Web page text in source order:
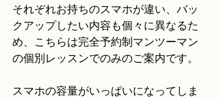
それぞれお持ちのスマホが違い、バッ
クアップしたい内容も個々に異なるた
め、こちらは完全予約制マンツーマン
の個別レッスンでのみのご案内です。
スマホの容量がいっぱいになってしま